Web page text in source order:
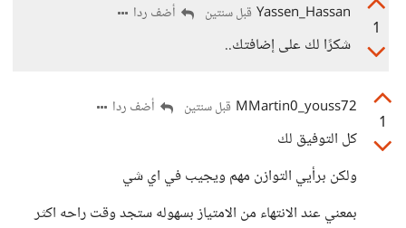
1
Yassen_Hassan قبل سنتين أضف ردا
شكرًا لك على إضافتك..
1
MMartin0_youss72 قبل سنتين أضف ردا
كل التوفيق لك
ولكن برأيي التوازن مهم ويجيب في اي شي
بمعني عند الانتهاء من الامتياز بسهوله ستجد وقت راحه اكثر